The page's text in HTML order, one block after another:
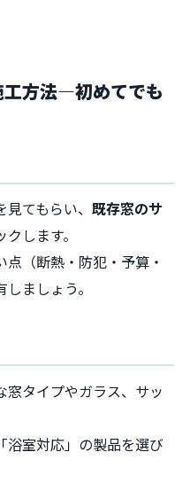
方法―初めてでも
てもらい、 既存窓のサ
します。
（断熱・防犯・予算・
ましょう。
タイプやガラス、サッ
浴室対応」の製品を選び